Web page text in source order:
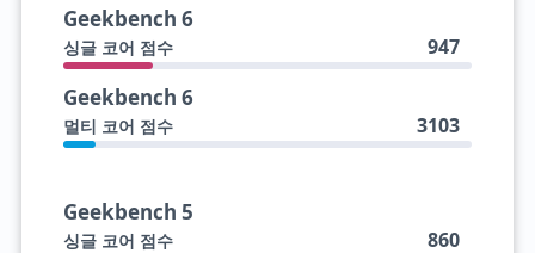
Geekbench 6
싱글 코어 점수 947
Geekbench 6
멀티 코어 점수 3103
Geekbench 5
싱글 코어 점수 860